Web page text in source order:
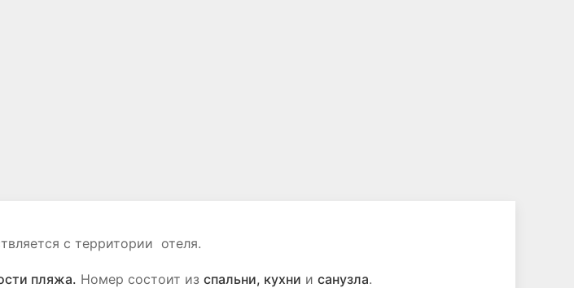
с территории отеля.
пляжа. Номер состоит из спальни, кухни и санузла.